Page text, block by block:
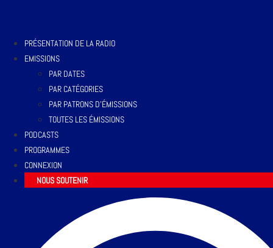
PRÉSENTATION DE LA RADIO
EMISSIONS
PAR DATES
PAR CATÉGORIES
PAR PATRONS D’ÉMISSIONS
TOUTES LES ÉMISSIONS
PODCASTS
PROGRAMMES
CONNEXION
NOUS SOUTENIR